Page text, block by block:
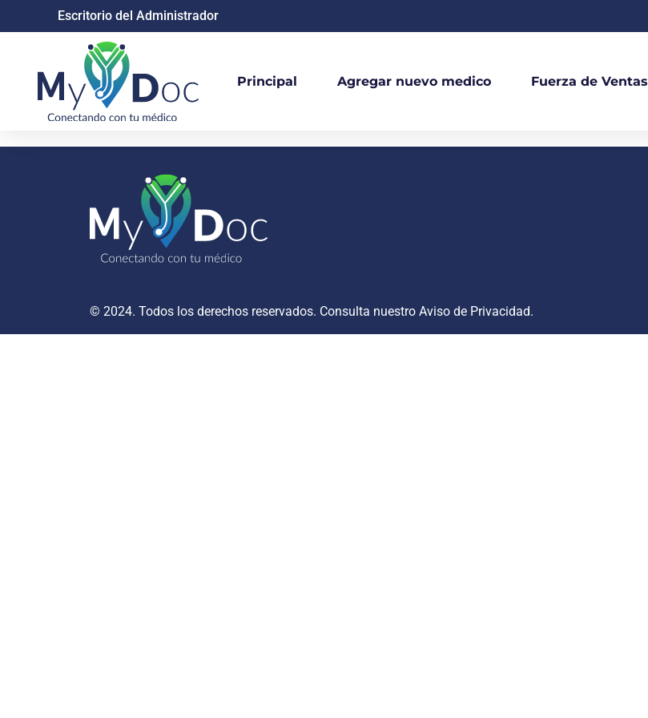
Escritorio del Administrador
Principal Agregar nuevo medico Fuerza de Ventas
© 2024. Todos los derechos reservados. Consulta nuestro Aviso de Privacidad.